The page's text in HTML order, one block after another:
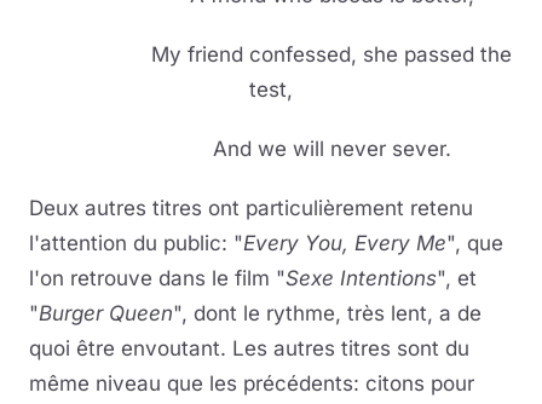
My friend confessed, she passed the
test,
And we will never sever.
Deux autres titres ont particulièrement retenu
l'attention du public: "Every You, Every Me", que
l'on retrouve dans le film "Sexe Intentions", et
"Burger Queen", dont le rythme, très lent, a de
quoi être envoutant. Les autres titres sont du
même niveau que les précédents: citons pour